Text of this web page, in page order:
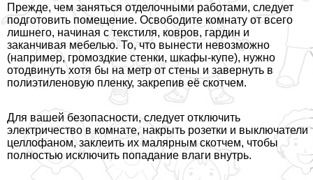
Прежде, чем заняться отделочными работами, следует
подготовить помещение. Освободите комнату от всего
лишнего, начиная с текстиля, ковров, гардин и
заканчивая мебелью. То, что вынести невозможно
(например, громоздкие стенки, шкафы-купе), нужно
отодвинуть хотя бы на метр от стены и завернуть в
полиэтиленовую пленку, закрепив её скотчем.
Для вашей безопасности, следует отключить
электричество в комнате, накрыть розетки и выключатели
целлофаном, заклеить их малярным скотчем, чтобы
полностью исключить попадание влаги внутрь.